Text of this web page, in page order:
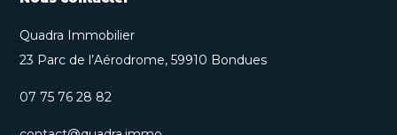
Quadra Immobilier
23 Parc de l’Aérodrome, 59910 Bondues
07 75 76 28 82